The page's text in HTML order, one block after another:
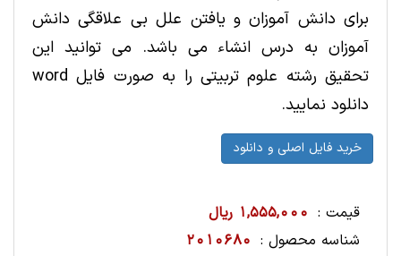
برای دانش آموزان و یافتن علل بی علاقگی دانش
آموزان به درس انشاء می باشد. می توانید این
تحقیق رشته علوم تربیتی را به صورت فایل word
دانلود نمایید.
قیمت : 1,555,000 ریال
شناسه محصول : 2010680